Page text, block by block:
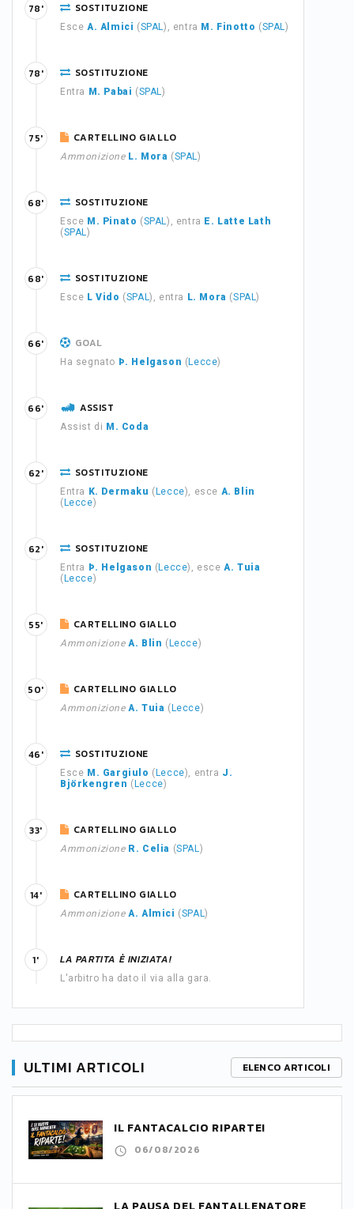
SOSTITUZIONE
Esce A. Almici (SPAL), entra M. Finotto (SPAL)
78'
SOSTITUZIONE
Entra M. Pabai (SPAL)
78'
CARTELLINO GIALLO
Ammonizione L. Mora (SPAL)
75'
SOSTITUZIONE
Esce M. Pinato (SPAL), entra E. Latte Lath
(SPAL)
68'
SOSTITUZIONE
Esce L Vido (SPAL), entra L. Mora (SPAL)
68'
GOAL
Ha segnato Þ. Helgason ( Lecce)
66'
ASSIST
Assist di M. Coda
66'
SOSTITUZIONE
Entra K. Dermaku ( Lecce), esce A. Blin
( Lecce)
62'
SOSTITUZIONE
Entra Þ. Helgason ( Lecce), esceA. Tuia
( Lecce)
62'
CARTELLINO GIALLO
Ammonizione A. Blin ( Lecce)
55'
CARTELLINO GIALLO
Ammonizione A. Tuia ( Lecce)
50'
SOSTITUZIONE
Esce M. Gargiulo ( Lecce), entra J.
Björkengren ( Lecce)
46'
CARTELLINO GIALLO
Ammonizione R. Celia (SPAL)
33'
CARTELLINO GIALLO
Ammonizione A. Almici (SPAL)
14'
LA PARTITA È INIZIATA!
L'arbitro ha dato il via alla gara.
1'
ULTIMI ARTICOLI ELENCO ARTICOLI
IL FANTACALCIO RIPARTE!
06/08/2026